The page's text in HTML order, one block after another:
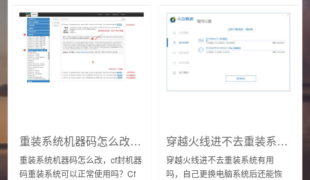
重装系统机器码怎么改,cf封机器码重装系统可以正常使用吗
重装系统机器码怎么改，cf封机器
码重装系统可以正常使用吗？Cf
穿越火线进不去重装系统有用吗,自己更换电脑系统后还能恢复原来的出厂系统吗
穿越火线进不去重装系统有用
吗，自己更换电脑系统后还能恢